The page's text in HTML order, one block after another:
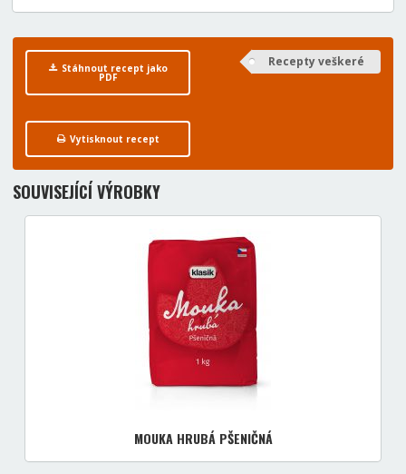
Stáhnout recept jako
PDF
Vytisknout recept
Recepty veškeré
SOUVISEJÍCÍ VÝROBKY
MOUKA HRUBÁ PŠENIČNÁ